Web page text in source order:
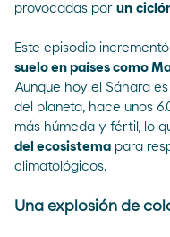
provocadas por un
Este episodio
suelo en países como
Aunque hoy el Sáhara
del planeta, hace unos
más húmeda y fértil, lo
del ecosistema para
climatológicos.
Una explosión de